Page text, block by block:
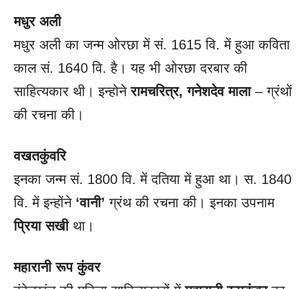
मधुर अली
मधुर अली का जन्म ओरछा में सं. 1615 वि. में हुआ कविता
काल सं. 1640 वि. है। यह भी ओरछा दरबार की
साहित्यकार थी। इन्होनेरामचरित्र, गनेशदेव माला– ग्रंथों
की रचना की।
वखतकुंवरि
इनका जन्म सं. 1800 वि. में दतिया में हुआ था। स. 1840
वि. में इन्होंने ‘वानी’ ग्रंथ की रचना की। इनका उपनाम
प्रिया सखीथा।
महारानी रूप कुंवर